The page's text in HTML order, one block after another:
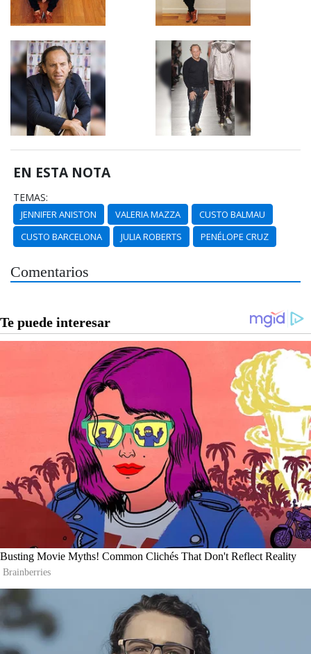
EN ESTA NOTA
TEMAS:
JENNIFER ANISTON VALERIA MAZZA
CUSTO BALMAU
CUSTO BARCELONA
JULIA ROBERTS PENÉLOPE CRUZ
Comentarios